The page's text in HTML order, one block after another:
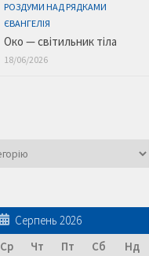
РОЗДУМИ НАД РЯДКАМИ
ЄВАНГЕЛІЯ
Око — світильник тіла
18/06/2026
Серпень 2026
Ср Чт Пт Сб
Нд